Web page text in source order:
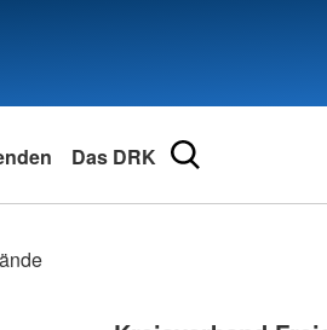
online
Online auf DRK.de
#seidabei
Das DRK